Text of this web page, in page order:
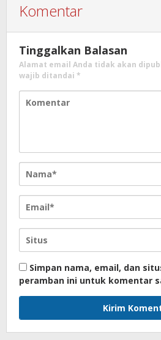
Komentar
Tinggalkan Balasan
Alamat email Anda tidak akan
wajib ditandai *
Simpan nama, email, dan
peramban ini untuk komentar